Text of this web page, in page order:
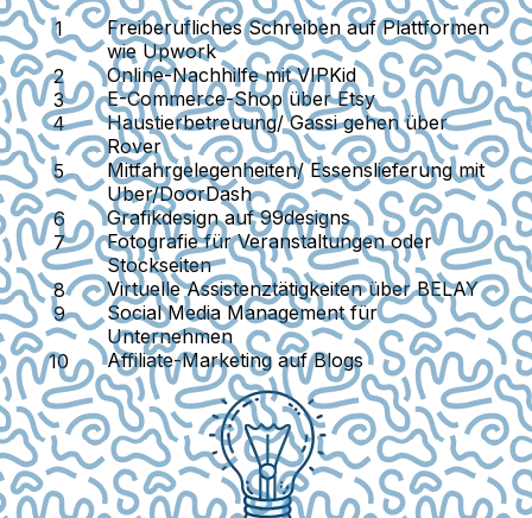
Freiberufliches Schreiben auf Plattformen
wie Upwork
Online-Nachhilfemit VIPKid
E-Commerce-Shop über Etsy
Haustierbetreuung/ Gassi gehenüber
Rover
Mitfahrgelegenheiten/ Essenslieferungmit
Uber/DoorDash
Grafikdesignauf 99designs
Fotografiefür Veranstaltungen oder
Stockseiten
Virtuelle Assistenztätigkeitenüber BELAY
Social Media Managementfür
Unternehmen
Affiliate-Marketingauf Blogs